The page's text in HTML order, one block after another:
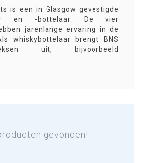
is een in Glasgow gevestigde
en -bottelaar. De vier
jarenlange ervaring in de
whiskybottelaar brengt BNS
uit, bijvoorbeeld
bottelingen in kleine
vaten samengesteld,
gevonden!